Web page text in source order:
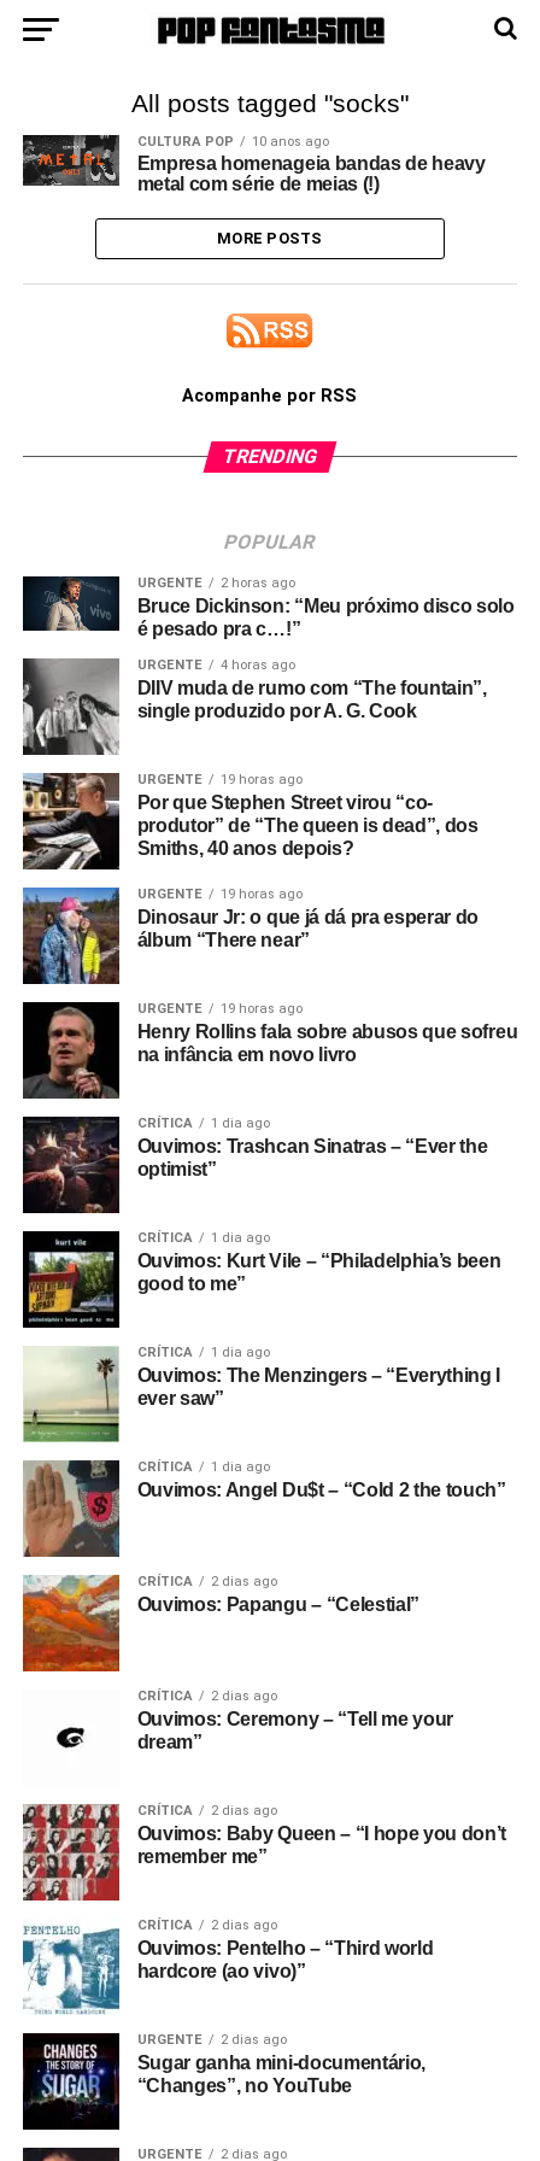
All posts tagged "socks"
CULTURA POP 10 anos ago
Empresa homenageia bandas de heavy
metal com série de meias (!)
MORE POSTS
Acompanhe por RSS
TRENDING
POPULAR
URGENTE 2 horas ago
Bruce Dickinson: “Meu próximo disco solo
é pesado pra c…!”
URGENTE 4 horas ago
DIIV muda de rumo com “The fountain”,
single produzido por A. G. Cook
URGENTE 19 horas ago
Por que Stephen Street virou “co-
produtor” de “The queen is dead”, dos
Smiths, 40 anos depois?
URGENTE 19 horas ago
Dinosaur Jr: o que já dá pra esperar do
álbum “There near”
URGENTE 19 horas ago
Henry Rollins fala sobre abusos que sofreu
na infância em novo livro
CRÍTICA 1 dia ago
Ouvimos: Trashcan Sinatras – “Ever the
optimist”
CRÍTICA 1 dia ago
Ouvimos: Kurt Vile – “Philadelphia’s been
good to me”
CRÍTICA 1 dia ago
Ouvimos: The Menzingers – “Everything I
ever saw”
CRÍTICA 1 dia ago
Ouvimos: Angel Du$t – “Cold 2 the touch”
CRÍTICA 2 dias ago
Ouvimos: Papangu – “Celestial”
CRÍTICA 2 dias ago
Ouvimos: Ceremony – “Tell me your
dream”
CRÍTICA 2 dias ago
Ouvimos: Baby Queen – “I hope you don’t
remember me”
CRÍTICA 2 dias ago
Ouvimos: Pentelho – “Third world
hardcore (ao vivo)”
URGENTE 2 dias ago
Sugar ganha mini-documentário,
“Changes”, no YouTube
URGENTE 2 dias ago